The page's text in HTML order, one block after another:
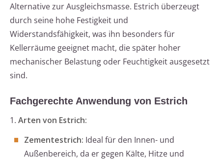
Alternative zur Ausgleichsmasse. Estrich überzeugt
durch seine hohe Festigkeit und
Widerstandsfähigkeit, was ihn besonders für
Kellerräume geeignet macht, die später hoher
mechanischer Belastung oder Feuchtigkeit ausgesetzt
sind.
Fachgerechte Anwendung von Estrich
1. Arten von Estrich:
Zementestrich: Ideal für den Innen- und
Außenbereich, da er gegen Kälte, Hitze und